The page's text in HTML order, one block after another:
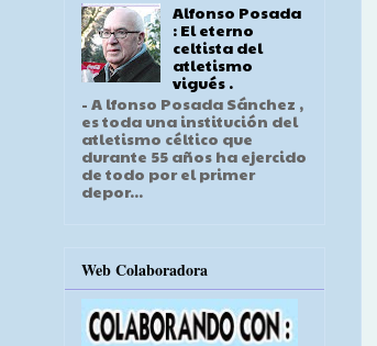
Alfonso Posada
: El eterno
celtista del
atletismo
vigués .
- A lfonso Posada Sánchez ,
es toda una institución del
atletismo céltico que
durante 55 años ha ejercido
de todo por el primer
depor...
Web Colaboradora